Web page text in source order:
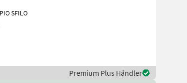
Premium Plus Händler